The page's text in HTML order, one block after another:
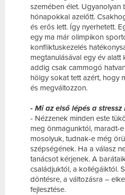
szemében élet. Ugyanolyan
hónapokkal azelőtt.
és erős lett. Így nyerhetett.
egy ma már olimpikon
konfliktuskezelés
megtanulásával egy év alatt
addig csak cammogó
hölgy sokat tett azért, hogy
és megváltozzon.
- Mi az első lépés a stressz
- Nézzenek minden este
meg önmagunktól, maradt-
mosolyuk, tudnak-e még
szépségének. Ha a válasz
tanácsot kérjenek. A
családjuktól, a kollégáiktól.
döntésre, a változásra –
fejlesztése.